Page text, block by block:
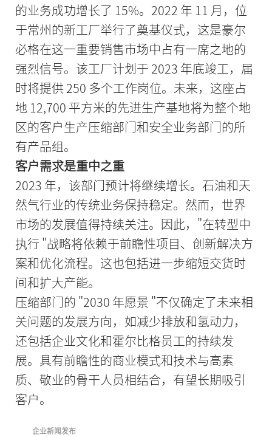
的业务成功增长了 15%。2022 年 11 月，位
于常州的新工厂举行了奠基仪式，这是豪尔
必格在这一重要销售市场中占有一席之地的
强烈信号。该工厂计划于 2023 年底竣工，届
时将提供 250 多个工作岗位。未来，这座占
地 12,700 平方米的先进生产基地将为整个地
区的客户生产压缩部门和安全业务部门的所
有产品组。
客户需求是重中之重
2023 年，该部门预计将继续增长。石油和天
然气行业的传统业务保持稳定。然而，世界
市场的发展值得持续关注。因此，"在转型中
执行 "战略将依赖于前瞻性项目、创新解决方
案和优化流程。这也包括进一步缩短交货时
间和扩大产能。
压缩部门的 "2030 年愿景 "不仅确定了未来相
关问题的发展方向，如减少排放和氢动力，
还包括企业文化和霍尔比格员工的持续发
展。具有前瞻性的商业模式和技术与高素
质、敬业的骨干人员相结合，有望长期吸引
客户。
企业新闻发布